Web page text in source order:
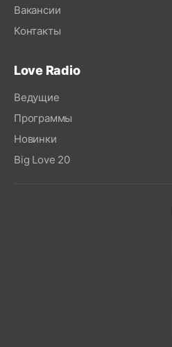
Вакансии
Контакты
Love Radio
Ведущие
Программы
Новинки
Big Love 20